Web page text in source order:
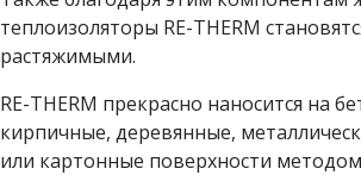
теплоизоляторы RE-THERM
растяжимыми.
RE-THERM прекрасно наносится на
кирпичные, деревянные,
или картонные поверхности